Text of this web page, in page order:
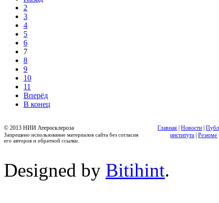
2
3
4
5
6
7
8
9
10
11
Вперёд
В конец
© 2013 НИИ Атеросклероза
Запрещено использование материалов сайта без согласия
его авторов и обратной ссылки.
Главная |Новости |
института |Резюме
Designed by Bitihint.